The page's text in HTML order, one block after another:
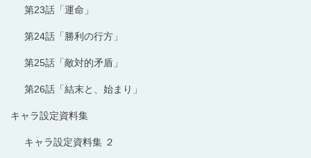
第23話「運命」
第24話「勝利の行方」
第25話「敵対的矛盾」
第26話「結末と、始まり」
キャラ設定資料集
キャラ設定資料集 ２